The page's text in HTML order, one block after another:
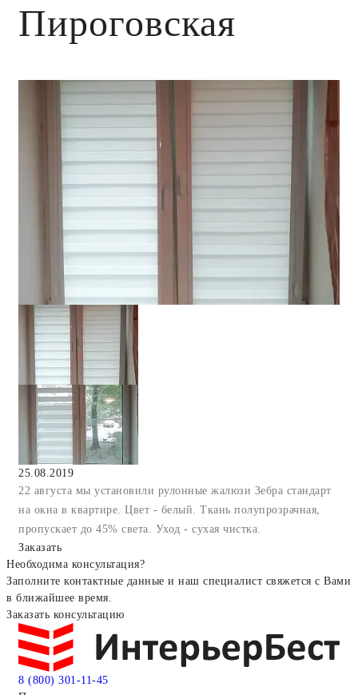
Пироговская
25.08.2019
22 августа мы установили рулонные жалюзи Зебра стандарт
на окна в квартире. Цвет - белый. Ткань полупрозрачная,
пропускает до 45% света. Уход - сухая чистка.
Заказать
Необходима консультация?
Заполните контактные данные и наш специалист свяжется с Вами
в ближайшее время.
Заказать консультацию
8 (800) 301-11-45